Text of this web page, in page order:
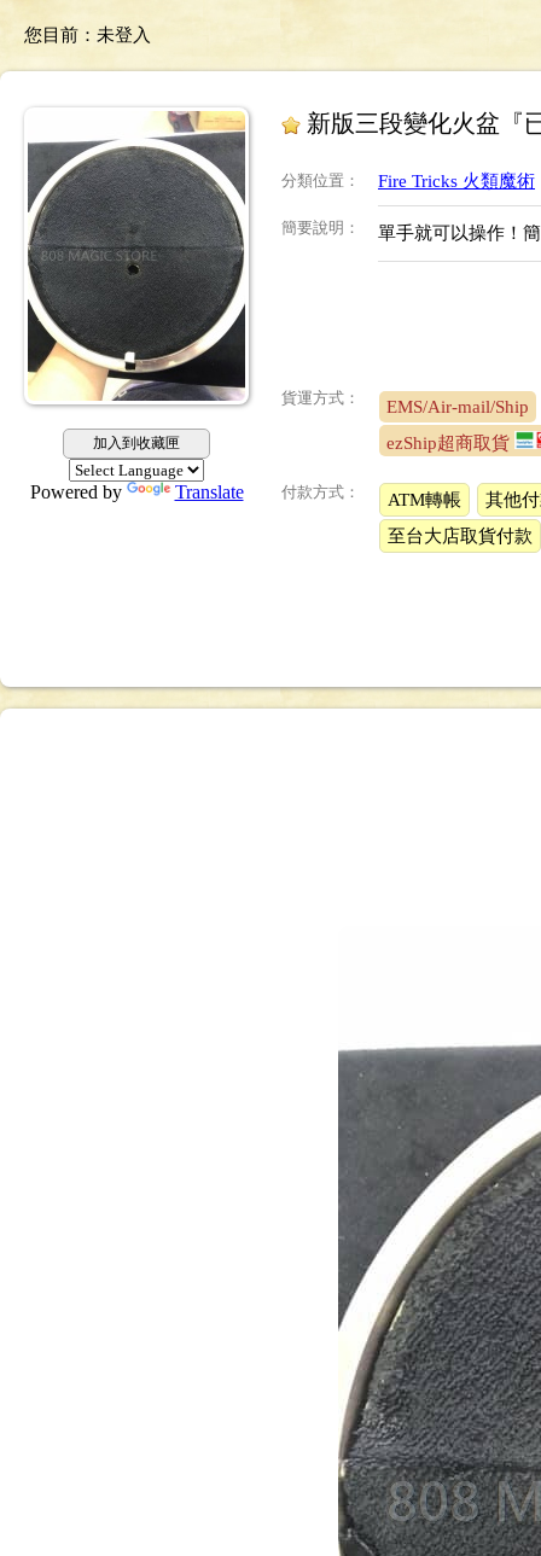
您目前： 未登入
加入到收藏匣
Powered by Translate
新版三段變化火盆『
分類位置 ： Fire Tricks 火類魔術
簡要說明 ： 單手就可以操作！
貨運方式：
EMS/Air-mail/Ship
ezShip超商取貨
付款方式： ATM轉帳
其他
至台大店取貨付款